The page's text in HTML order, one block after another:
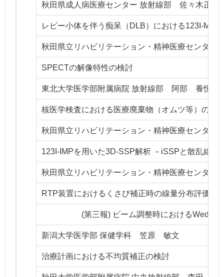
秋田県成人病医療センター 放射線部 佐々木正文
レビー小体を伴う痴呆（DLB）における123I-
秋田県立リハビリテーション・精神医療センタ
SPECTの解像特性の検討
東北大学医学部附属病院 放射線部 阿部 養悦
核医学検査における医療廃棄物（オムツ等）の管
秋田県立リハビリテーション・精神医療センタ
123I-IMPを用いた3D-SSP解析 －iSSPと散乱線除
秋田県立リハビリテーション・精神医療セン
RTP装置におけるくさび補正時の線量分布評価
(第三報) ビーム調整時におけるWedged
新潟大学医学部 保健学科 笠原 敏文
治療計画における不均質補正の検討